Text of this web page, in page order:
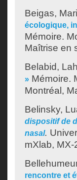
Beigas,
écologique,
Mémoire.
Maîtrise en
Belabid,
» Mémoire.
Montréal,
Belinsky,
dispositif de
nasal.
mXlab,
rencontre et